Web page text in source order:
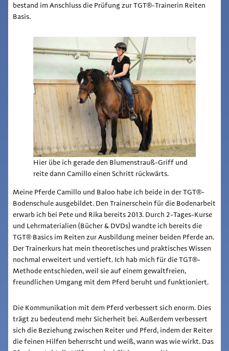
bestand im Anschluss die Prüfung zur TGT®-Trainerin Reiten
Basis.
Hier übe ich gerade den Blumenstrauß-Griff und
reite dann Camillo einen Schritt rückwärts.
Meine Pferde Camillo und Baloo habe ich beide in der TGT®-
Bodenschule ausgebildet. Den Trainerschein für die Bodenarbeit
erwarb ich bei Pete und Rika bereits 2013. Durch 2-Tages-Kurse
und Lehrmaterialien (Bücher & DVDs) wandte ich bereits die
TGT® Basics im Reiten zur Ausbildung meiner beiden Pferde an.
Der Trainerkurs hat mein theoretisches und praktisches Wissen
nochmal erweitert und vertieft. Ich hab mich für die TGT®-
Methode entschieden, weil sie auf einem gewaltfreien,
freundlichen Umgang mit dem Pferd beruht und funktioniert.
Die Kommunikation mit dem Pferd verbessert sich enorm. Dies
trägt zu bedeutend mehr Sicherheit bei. Außerdem verbessert
sich die Beziehung zwischen Reiter und Pferd, indem der Reiter
die feinen Hilfen beherrscht und weiß, wann was wie wirkt. Das